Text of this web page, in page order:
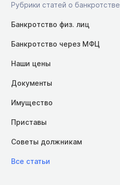
Рубрики статей о банкротстве
Банкротство физ. лиц
Банкротство через МФЦ
Наши цены
Документы
Имущество
Приставы
Советы должникам
Все статьи